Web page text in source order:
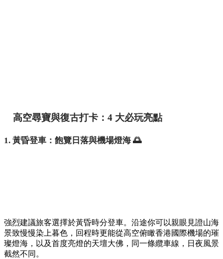
高空尋寶與復古打卡：4 大必玩亮點
1. 黃昏登車：飽覽日落與機場燈海 🌅
強烈建議旅客選擇於黃昏時分登車。沿途你可以親眼見證山海
景致慢慢染上暮色，回程時更能從高空俯瞰香港國際機場的璀
璨燈海，以及首度亮燈的天壇大佛，同一條纜車線，日夜風景
截然不同。